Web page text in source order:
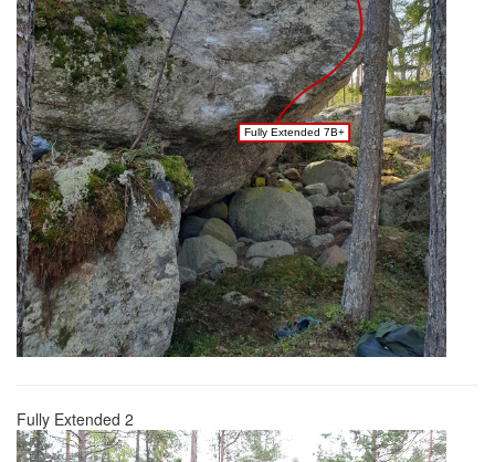
Fully Extended 7B+
Fully Extended 2